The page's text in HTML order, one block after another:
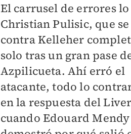
El carrusel de errores
Christian Pulisic, que
contra Kelleher
solo tras un gran pase
Azpilicueta. Ahí erró el
atacante, todo lo
en la respuesta del
cuando Edouard Mendy